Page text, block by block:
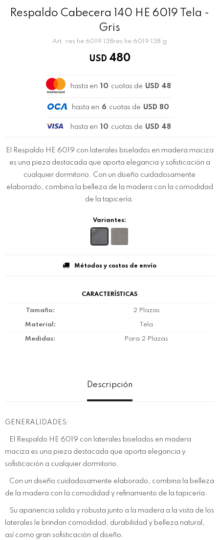
Respaldo Cabecera 140 HE 6019 Tela -
Gris
res he 6019 138res he 6019 138 g
USD 480
hasta en 10 cuotas de USD 48
hasta en 6 cuotas de USD 80
hasta en 10 cuotas de USD 48
El Respaldo HE 6019 con laterales biselados en madera maciza
es una pieza destacada que aporta elegancia y sofisticación a
cualquier dormitorio. Con un diseño cuidadosamente
elaborado, combina la belleza de la madera con la comodidad
de la tapicería.
Variantes:
Métodos y costos de envío
CARACTERÍSTICAS
Tamaño 2 Plazas
Material Tela
Medidas Para 2 Plazas
Descripción
GENERALIDADES:
El Respaldo HE 6019 con laterales biselados en madera
maciza es una pieza destacada que aporta elegancia y
sofisticación a cualquier dormitorio.
Con un diseño cuidadosamente elaborado, combina la belleza
de la madera con la comodidad y refinamiento de la tapicería.
Su apariencia solida y robusta junto a la madera a la vista de los
laterales le brindan comodidad, durabilidad y belleza natural,
así como gran sofisticación al diseño.